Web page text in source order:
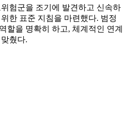
험군을 조기에 발견하고 신속하
한 표준 지침을 마련했다. 범정
할을 명확히 하고, 체계적인 연계
췄다.